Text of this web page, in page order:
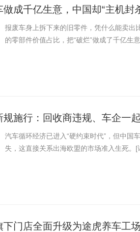
成千亿生意，中国却“主机
报废车身上拆下来的旧零件，凭什么能卖出
的零部件价值占比，把“破烂”做成了千亿生
规施行：回收商违规、车企一
汽车循环经济已进入“硬约束时代”，但中国
失，这直接关系出海欧盟的市场准入生死。 [
下门店全面升级为途虎养车工